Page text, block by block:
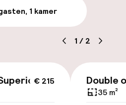
op eigen terrein
1 kamer
1 / 2
€ 215 Double
35 m²